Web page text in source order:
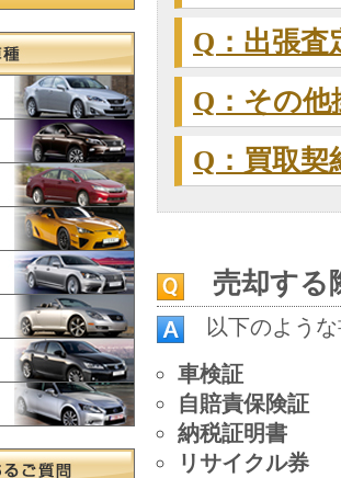
Q：出張査
Q：その
Q：買取契
売却する
以下のような
車検証
自賠責保険証
納税証明書
リサイクル券